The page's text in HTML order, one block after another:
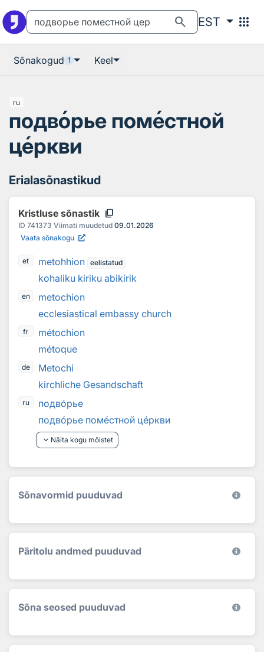
search EST apps
Sõnakogud 1 Keel
ru
подворье поместной
церкви
Erialasõnastikud
Kristluse sõnastik content_copy
ID 741373 Viimati muudetud 09.01.2026
Vaata sõnakogu
et metohhion eelistatud
kohaliku kiriku abikirik
en
metochion
ecclesiastical embassy church
fr
métochion
métoque
de
Metochi
kirchliche Gesandschaft
ru подворье
подворье поместной церкви
keyboard_arrow_down Näita kogu mõistet
Sõnavormid puuduvad
Päritolu andmed puuduvad
Sõna seosed puuduvad